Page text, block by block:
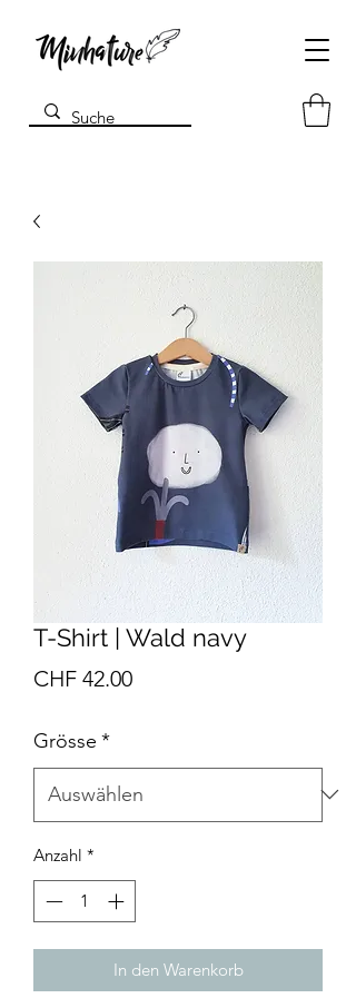
T-Shirt | Wald navy
CHF 42.00Preis
Grösse *
Anzahl *
In den Warenkorb